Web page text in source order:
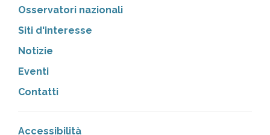
Osservatori nazionali
Siti d'interesse
Notizie
Eventi
Contatti
Accessibilità